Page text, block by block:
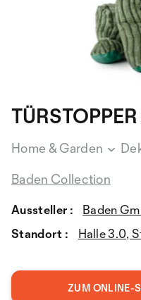
TÜRSTOPPER
Home & Garden
Baden Collection
Aussteller :
Baden
Standort :
Halle 3.0,
ZUM ONLINE-